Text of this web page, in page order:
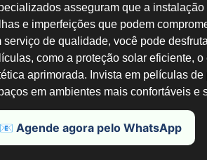
asseguram que a
e imperfeições que podem
serviço de qualidade, você pode
como a proteção solar eficiente,
aprimorada. Invista em películas
em ambientes mais confortáveis e
📧 Agende agora pelo WhatsApp